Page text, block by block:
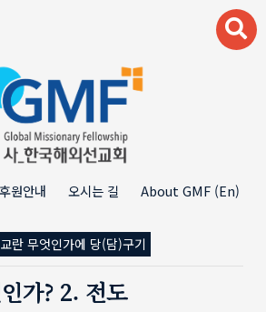
후원안내 오시는 길 About GMF (En)
란 무엇인가에 당(담)구기
가? 2. 전도